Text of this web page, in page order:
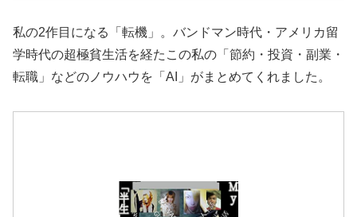
私の2作目になる「転機」。バンドマン時代・アメリカ留
学時代の超極貧生活を経たこの私の「節約・投資・副業・
転職」などのノウハウを「AI」がまとめてくれました。